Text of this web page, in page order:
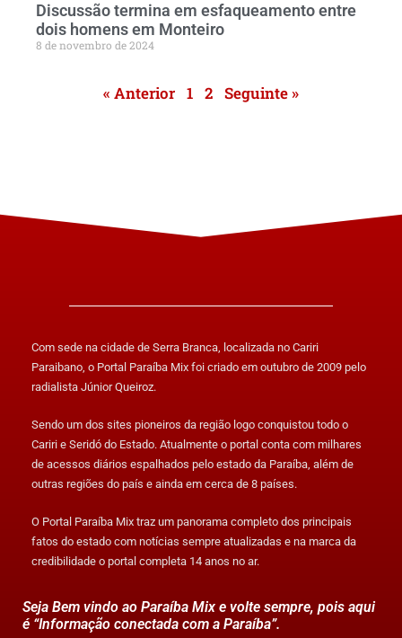
Discussão termina em esfaqueamento entre
dois homens em Monteiro
8 de novembro de 2024
« Anterior 1 2 Seguinte »
Com sede na cidade de Serra Branca, localizada no Cariri
Paraibano, o Portal Paraíba Mix foi criado em outubro de 2009 pelo
radialista Júnior Queiroz.
Sendo um dos sites pioneiros da região logo conquistou todo o
Cariri e Seridó do Estado. Atualmente o portal conta com milhares
de acessos diários espalhados pelo estado da Paraíba, além de
outras regiões do país e ainda em cerca de 8 países.
O Portal Paraíba Mix traz um panorama completo dos principais
fatos do estado com notícias sempre atualizadas e na marca da
credibilidade o portal completa 14 anos no ar.
Seja Bem vindo ao Paraíba Mix e volte sempre, pois aqui
é “Informação conectada com a Paraíba”.